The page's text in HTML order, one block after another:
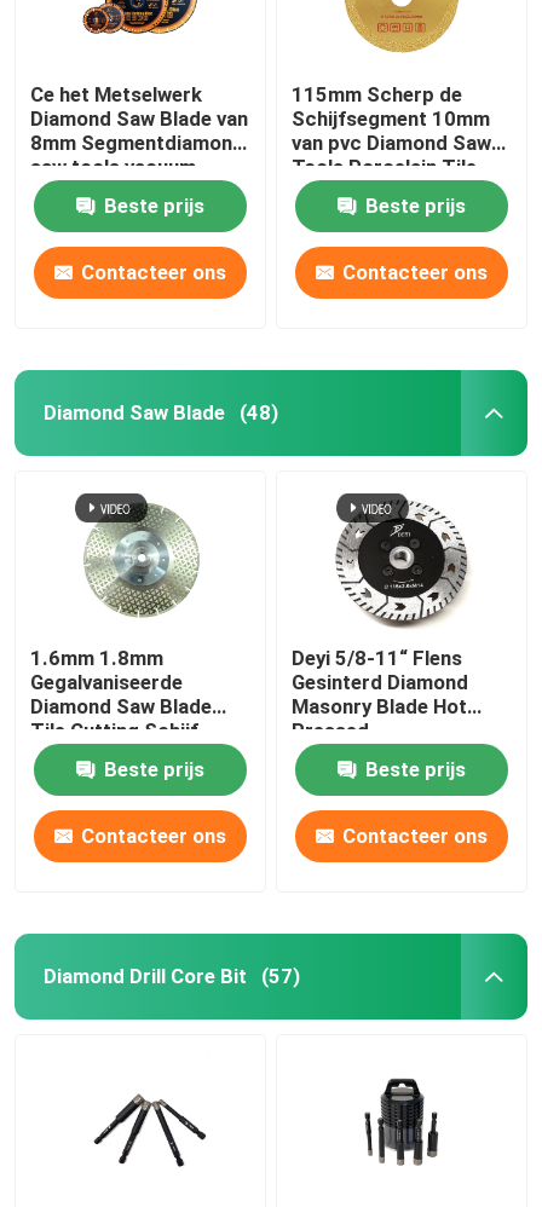
Ce het Metselwerk
Diamond Saw Blade van
8mm Segmentdiamond
saw tools vacuum
brazed
Beste prijs
Contacteer ons
115mm Scherp de
Schijfsegment 10mm
van pvc Diamond Saw
Tools Porcelain Tile
Beste prijs
Contacteer ons
Diamond Saw Blade (48)
1.6mm 1.8mm
Gegalvaniseerde
Diamond Saw Blade
Tile Cutting Schijf
Beste prijs
Contacteer ons
Deyi 5/8-11“ Flens
Gesinterd Diamond
Masonry Blade Hot
Pressed
Beste prijs
Contacteer ons
Diamond Drill Core Bit (57)